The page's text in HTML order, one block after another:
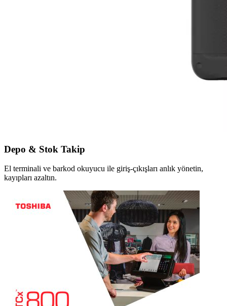
Depo & Stok Takip
El terminali ve barkod okuyucu ile giriş-çıkışları anlık yönetin,
kayıpları azaltın.